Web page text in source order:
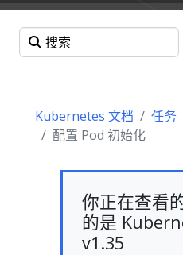
Kubernetes 文档 任务
配置 Pod 初始化
你正在查看
的是
v1.35